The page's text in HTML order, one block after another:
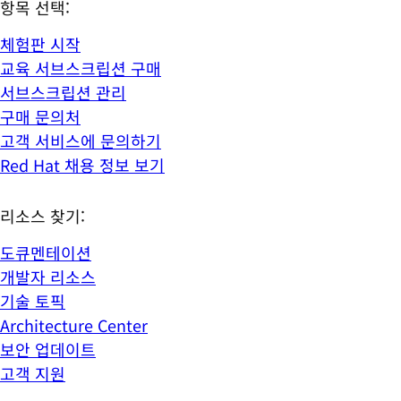
항목 선택:
체험판 시작
교육 서브스크립션 구매
서브스크립션 관리
구매 문의처
고객 서비스에 문의하기
Red Hat 채용 정보 보기
리소스 찾기:
도큐멘테이션
개발자 리소스
기술 토픽
Architecture Center
보안 업데이트
고객 지원